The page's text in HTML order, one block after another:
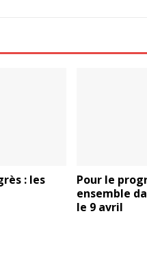
: les
Pour le
ensemble
le 9 avril